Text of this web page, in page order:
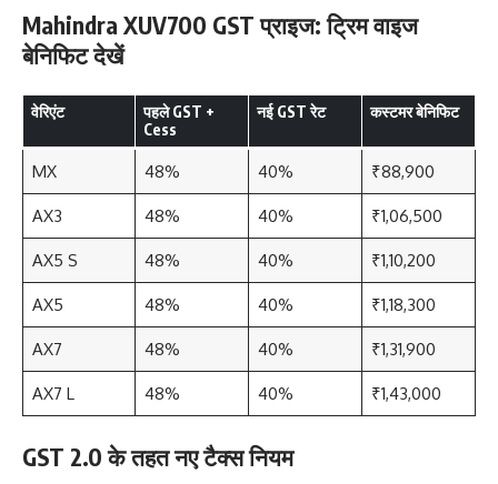
Mahindra XUV700 GST प्राइज: ट्रिम वाइज
बेनिफिट देखें
वेरिएंट
पहले GST +
Cess
नई GST रेट कस्टमर बेनिफिट
MX 48% 40% ₹88,900
AX3 48% 40% ₹1,06,500
AX5 S 48% 40% ₹1,10,200
AX5 48% 40% ₹1,18,300
AX7 48% 40% ₹1,31,900
AX7 L 48% 40% ₹1,43,000
GST 2.0 के तहत नए टैक्स नियम